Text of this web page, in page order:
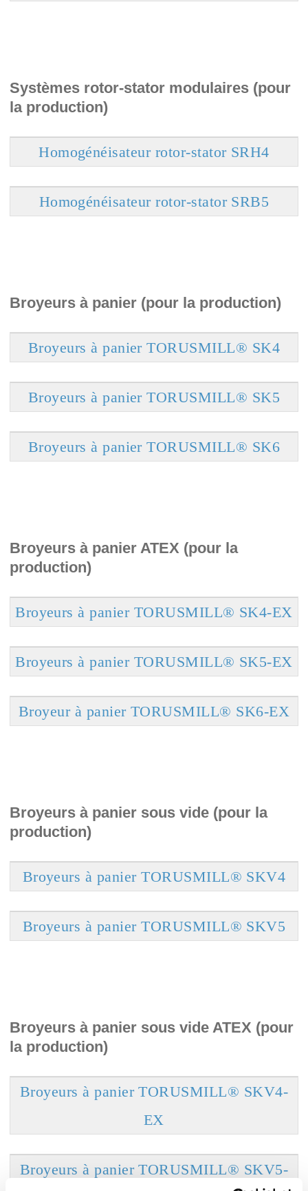
Systèmes rotor-stator modulaires (pour
la production)
Homogénéisateur rotor-stator SRH4
Homogénéisateur rotor-stator SRB5
Broyeurs à panier (pour la production)
Broyeurs à panier TORUSMILL® SK4
Broyeurs à panier TORUSMILL® SK5
Broyeurs à panier TORUSMILL® SK6
Broyeurs à panier ATEX (pour la
production)
Broyeurs à panier TORUSMILL® SK4-EX
Broyeurs à panier TORUSMILL® SK5-EX
Broyeur à panier TORUSMILL® SK6-EX
Broyeurs à panier sous vide (pour la
production)
Broyeurs à panier TORUSMILL® SKV4
Broyeurs à panier TORUSMILL® SKV5
Broyeurs à panier sous vide ATEX (pour
la production)
Broyeurs à panier TORUSMILL® SKV4-
EX
Broyeurs à panier TORUSMILL® SKV5-